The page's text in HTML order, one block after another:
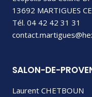
13692 MARTIGUES
Tél. 04 42 42 31 31
SALON-DE-
Laurent CHETBOUN